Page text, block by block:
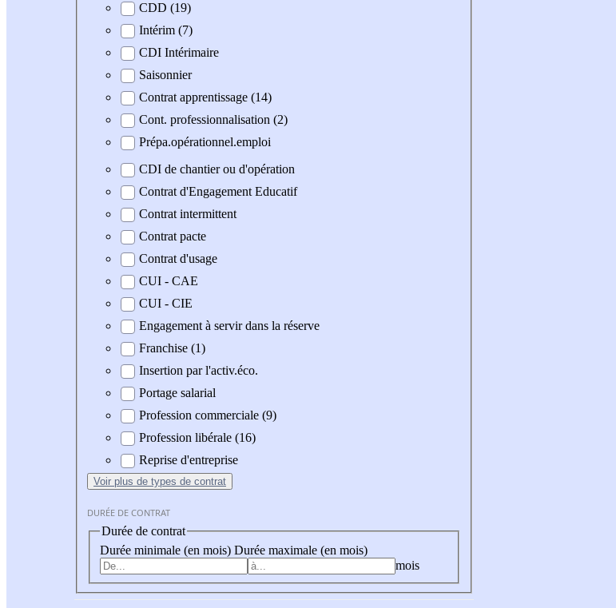
CDD (19)
Intérim (7)
CDI Intérimaire
Saisonnier
Contrat apprentissage (14)
Cont. professionnalisation (2)
Prépa.opérationnel.emploi
CDI de chantier ou d'opération
Contrat d'Engagement Educatif
Contrat intermittent
Contrat pacte
Contrat d'usage
CUI - CAE
CUI - CIE
Engagement à servir dans la réserve
Franchise (1)
Insertion par l'activ.éco.
Portage salarial
Profession commerciale (9)
Profession libérale (16)
Reprise d'entreprise
Voir plus de types de contrat
DURÉE DE CONTRAT
Durée de contrat
Durée minimale (en mois) Durée maximale (en mois)
mois